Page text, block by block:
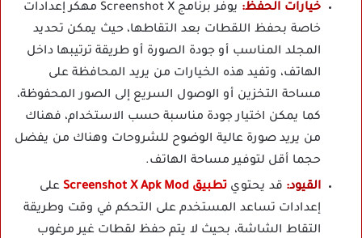
خيارات الحفظ:
يوفر برنامج Screenshot X مهكر إعدادات
خاصة بحفظ اللقطات بعد التقاطها، حيث يمكن تحديد
المجلد المناسب أو جودة الصورة أو طريقة ترتيبها داخل
الهاتف، وتفيد هذه الخيارات من يريد المحافظة على
مساحة التخزين أو الوصول السريع إلى الصور المحفوظة،
كما يمكن اختيار جودة مناسبة حسب الاستخدام، فهناك
من يريد صورة عالية الوضوح للشروحات وهناك من يفضل
حجما أقل لتوفير مساحة الهاتف.
القيود: قد يحتوي تطبيق Screenshot X Apk Mod
على
إعدادات تساعد المستخدم على التحكم في وقت وطريقة
التقاط الشاشة، بحيث لا يتم حفظ لقطات غير مرغوب